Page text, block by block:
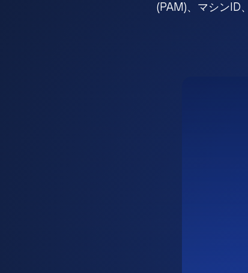
(PAM)、マシンID